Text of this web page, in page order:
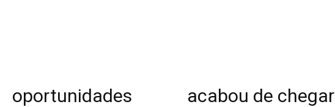
oportunidades acabou de chegar